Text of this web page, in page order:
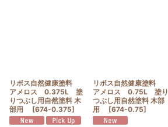
リボス自然健康塗料
アメロス 0.375L 塗
りつぶし用自然塗料 木
部用
[674-0.375]
リボス自然健康塗料
アメロス 0.75L 塗り
つぶし用自然塗料 木部
用
[674-0.75]